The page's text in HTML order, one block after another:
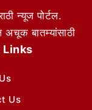
न्यूज पोर्टल.
अचूक बातम्यांसाठी
Links
Us